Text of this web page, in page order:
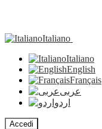
Italiano
Italiano
English
Français
عربى
اردو
Accedi